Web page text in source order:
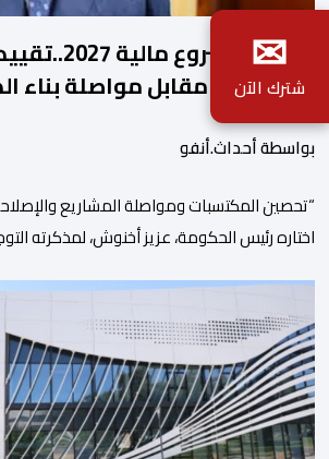
ملامح مشروع
والتوظيف مقابل مواصلة بناء
الاجتماعية والاستثمار
بواسطة أحداث.أنفو
“تحصين المكتسبات ومواصلة المشاريع
اختاره رئيس الحكومة، عزيز أخنوش، لمذكرته
مشروع من نوعه في ظل ولايته الحكومية. هذه
ارتكزت على 4 أولويات، كما حملت ألحت على
التسيير، بل وتقييد التوظيف إلا في حالة الضرورة. […]
✉
شترك الآن